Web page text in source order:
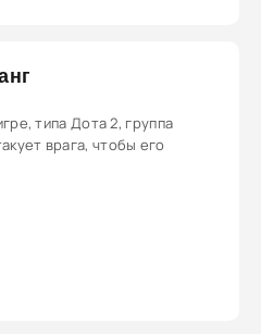
типа Дота 2, группа
врага, чтобы его